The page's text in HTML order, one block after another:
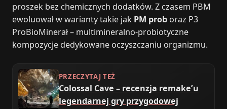
proszek bez chemicznych dodatków. Z czasem PBM
ewoluował w warianty takie jak PM prob oraz P3
ProBioMinerał – multimineralno-probiotyczne
kompozycje dedykowane oczyszczaniu organizmu.
PRZECZYTAJ TEŻ
Colossal Cave – recenzja remake’u
legendarnej gry przygodowej